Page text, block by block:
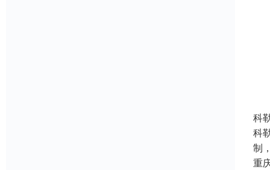
科
科
制
重